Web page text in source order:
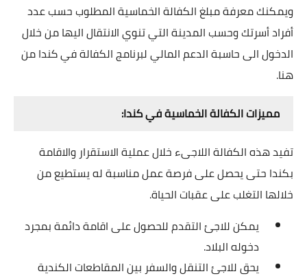
ويمكنك معرفة مبلغ الكفالة الخماسية المطلوب حسب عدد
أفراد أسرتك وحسب المدينة التي تنوي الانتقال اليها من خلال
الدخول الى حاسبة الدعم المالي لبرنامج الكفالة في كندا من
هنا.
مميزات الكفالة الخماسية في كندا:
تفيد هذه الكفالة اللاجىء خلال عملية اﻻستقرار واﻻقامة
بكندا حتى يحصل على فرصة عمل مناسبة له يستطيع من
خلالها التغلب على عقبات الحياة.
يمكن للاجئ التقدم للحصول على اقامة دائمة بمجرد
دخوله البلاد.
يحق للاجئ التنقل والسفر بين المقاطعات الكندية